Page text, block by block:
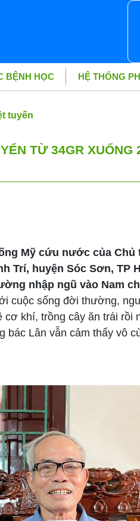
BỆNH HỌC HỆ THỐNG
tuyến
TỪ 34GR XUỐNG
Mỹ cứu nước của Chủ
Trí, huyện Sóc Sơn, TP
nhập ngũ vào Nam
cuộc sống đời thường,
khí, trồng cây ăn trái rồi
Lân vẫn cảm thấy vô